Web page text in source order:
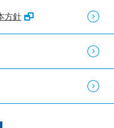
方針